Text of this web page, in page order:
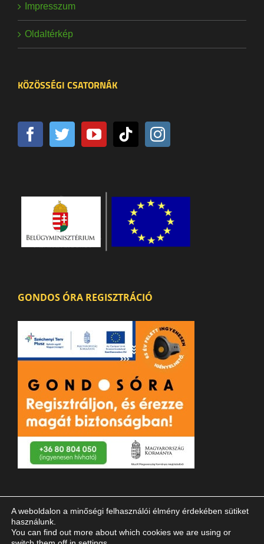
Impresszum
Oldaltérkép
KÖZÖSSÉGI CSATORNÁK
GONDOS ÓRA REGISZTRÁCIÓ
A weboldalon a minőségi felhasználói élmény érdekében sütiket
használunk.
You can find out more about which cookies we are using or